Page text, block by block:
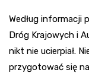
Według informacji
Dróg Krajowych i
nikt nie ucierpiał.
przygotować się